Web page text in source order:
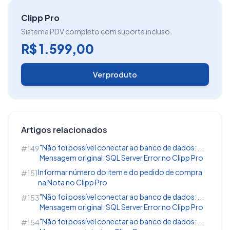
Clipp Pro
Sistema PDV completo com suporte incluso.
R$ 1.599,00
Ver produto
Artigos relacionados
#149"Não foi possível conectar ao banco de dados: ...
Mensagem original: SQL Server Error no Clipp Pro
#151Informar número do item e do pedido de compra
na Nota no Clipp Pro
#153"Não foi possível conectar ao banco de dados: ...
Mensagem original: SQL Server Error no Clipp Pro
#154"Não foi possível conectar ao banco de dados: ...